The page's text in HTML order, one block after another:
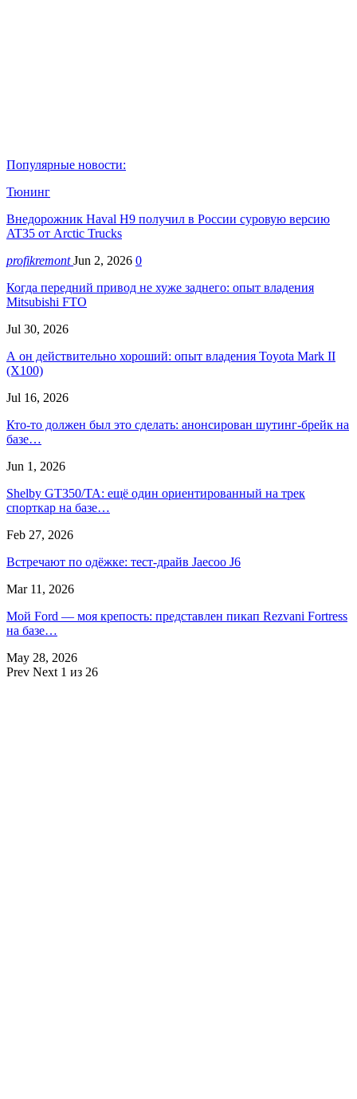
Популярные новости:
Тюнинг
Внедорожник Haval H9 получил в России суровую версию
AT35 от Arctic Trucks
profikremontJun 2, 2026 0
Когда передний привод не хуже заднего: опыт владения
Mitsubishi FTO
Jul 30, 2026
А он действительно хороший: опыт владения Toyota Mark II
(Х100)
Jul 16, 2026
Кто-то должен был это сделать: анонсирован шутинг-брейк на
базе…
Jun 1, 2026
Shelby GT350/TA: ещё один ориентированный на трек
спорткар на базе…
Feb 27, 2026
Встречают по одёжке: тест-драйв Jaecoo J6
Mar 11, 2026
Мой Ford — моя крепость: представлен пикап Rezvani Fortress
на базе…
May 28, 2026
Prev Next 1 из 26